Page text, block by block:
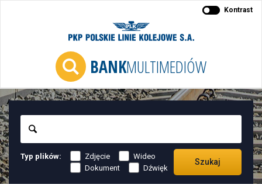
BANKMULTIMEDIÓW
Kontrast
Typ plików: Zdjęcie
Wideo
Dokument
Dźwięk
Szukaj